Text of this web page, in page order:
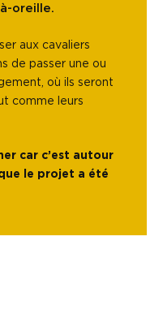
oreille.
aux cavaliers
de passer une ou
où ils seront
comme leurs
car c’est autour
le projet a été